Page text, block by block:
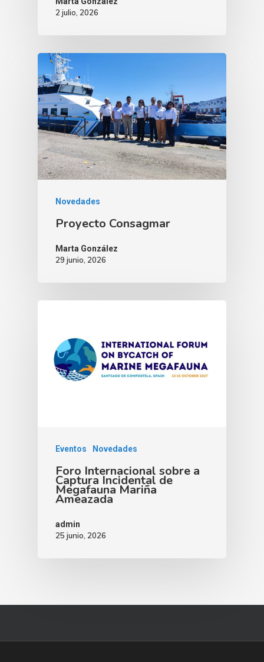
2 julio, 2026
Novedades
Proyecto Consagmar
Marta González
29 junio, 2026
Eventos Novedades
Foro Internacional sobre a
Captura Incidental de
Megafauna Mariña
Ameazada
admin
25 junio, 2026